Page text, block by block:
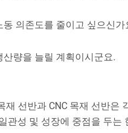
동 의존도를 줄이고 싶으신가
산량을 늘릴 계획이시군요.
재 선반과 CNC 목재 선반은
관성 및 성장에 중점을 두는